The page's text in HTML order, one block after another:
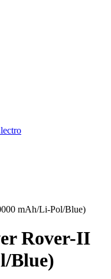
mAh/Li-Pol/Blue)
Rover-II
Blue)